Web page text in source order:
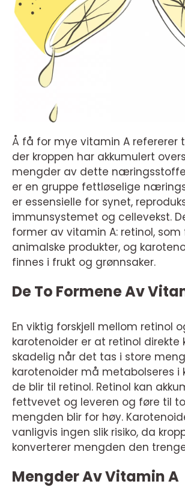
Å få for mye vitamin A refererer
der kroppen har akkumulert
mengder av dette
er en gruppe fettløselige
er essensielle for synet,
immunsystemet og cellevekst.
former av vitamin A: retinol, som
animalske produkter, og
finnes i frukt og grønnsaker.
De To Formene Av
En viktig forskjell mellom retinol
karotenoider er at retinol direkte
skadelig når det tas i store
karotenoider må metabolseres i
de blir til retinol. Retinol kan
fettvevet og leveren og føre til
mengden blir for høy.
vanligvis ingen slik risiko, da
konverterer mengden den
Mengder Av Vitamin A